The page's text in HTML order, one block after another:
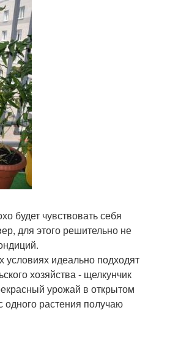
будет чувствовать себя
для этого решительно не
идеально подходят
хозяйства - щелкунчик
урожай в открытом
растения получаю